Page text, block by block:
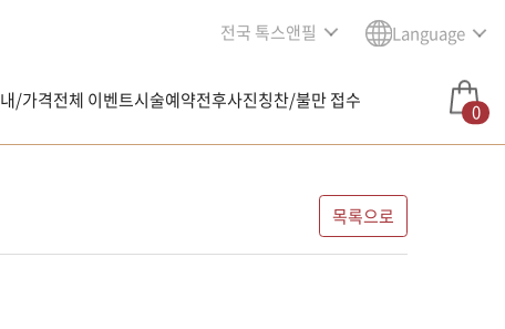
전국 톡스앤필 Language
/가격전체 이벤트시술예약전후사진칭찬/불만 접수 0
목록으로